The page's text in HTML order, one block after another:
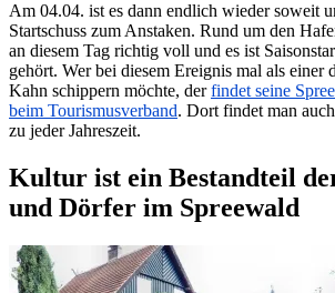
Am 04.04. ist es dann endlich wieder soweit
Startschuss zum Anstaken. Rund um den
an diesem Tag richtig voll und es ist
gehört. Wer bei diesem Ereignis mal als einer
Kahn schippern möchte, derfindet seine
beim Tourismusverband. Dort findet man
zu jeder Jahreszeit.
Kultur ist ein Bestandteil
und Dörfer im Spreewald